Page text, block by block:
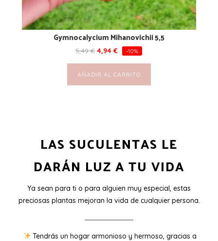
Gymnocalycium Mihanovichii 5,5
5,49€ 4,94€ -10%
AÑADIR AL CARRITO
LAS SUCULENTAS LE
DARÁN LUZ A TU VIDA
Ya sean para ti o para alguien muy especial, estas
preciosas plantas mejoran la vida de cualquier persona.
Tendrás un hogar armonioso y hermoso, gracias a